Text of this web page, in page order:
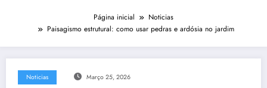
Página inicial
Noticias
Paisagismo estrutural: como usar pedras e ardósia no jardim
Noticias Março 25, 2026